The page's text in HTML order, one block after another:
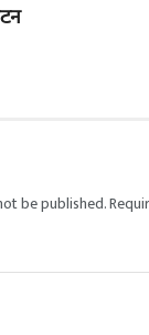
be published.